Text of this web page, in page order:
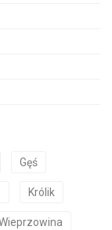
Gęś
Królik